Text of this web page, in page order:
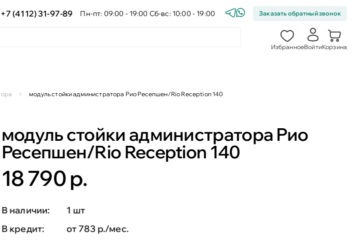
+7 (4112) 31-97-89 Пн-пт: 09:00 - 19:00 Сб-вс: 10:00 - 19:00 Заказать обратный звонок
ИзбранноеВойтиКорзина
модуль стойки администратора Рио Ресепшен/Rio Reception 140
модуль стойки администратора Рио
Ресепшен/Rio Reception 140
18 790 р.
В наличии:
1 шт
В кредит:
от 783 р./мес.